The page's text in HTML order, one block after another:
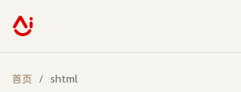
首页 shtml